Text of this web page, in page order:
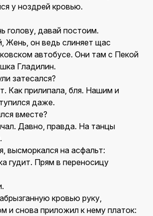
у ноздрей кровью.
голову, давай постоим.
Жень, он ведь слиняет щас
автобусе. Они там с Пекой
Гладилин.
затесался?
Как прилипала, бля. Нашим и
даже.
вместе?
Давно, правда. На танцы
высморкался на асфальт:
гудит. Прям в переносицу
кровью руку,
и снова приложил к нему платок: